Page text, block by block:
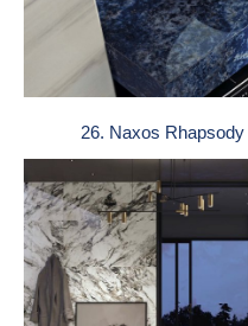
26. Naxos